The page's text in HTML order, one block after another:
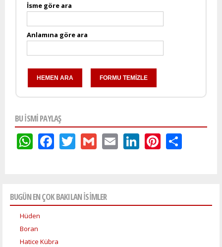
İsme göre ara
Anlamına göre ara
BU ISMI PAYLAŞ
WhatsApp
Facebook
Twitter
GmailEmailLinkedIn
BUGÜN EN ÇOK BAKILAN İSİMLER
Hüden
Boran
Hatice Kübra